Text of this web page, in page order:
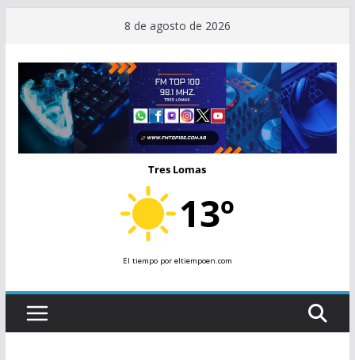
contenido
8 de agosto de 2026
Tres Lomas
13º
El tiempopor eltiempoen.com